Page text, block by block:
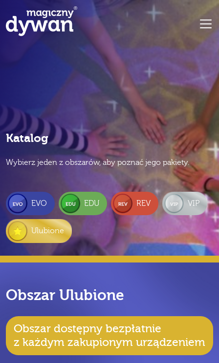
Katalog
Wybierz jeden z obszarów, aby poznać jego pakiety.
EVO EDU REV VIP
Ulubione
Obszar Ulubione
Obszar dostępny bezpłatnie
z każdym zakupionym urządzeniem